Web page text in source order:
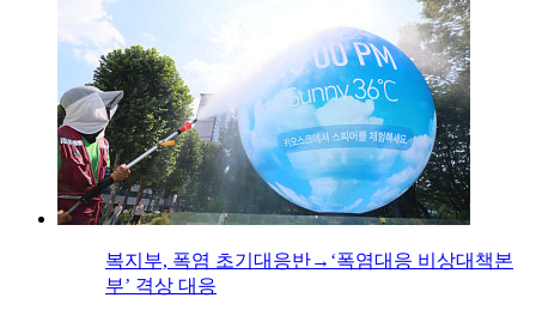
복지부, 폭염 초기대응반→‘폭염대응 비상대책본
부’ 격상 대응